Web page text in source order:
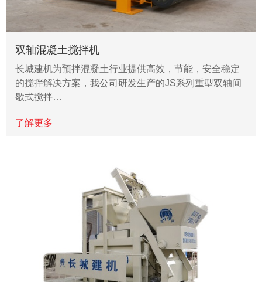
双轴混凝土搅拌机
长城建机为预拌混凝土行业提供高效，节能，安全稳定
的搅拌解决方案，我公司研发生产的JS系列重型双轴间
歇式搅拌…
了解更多